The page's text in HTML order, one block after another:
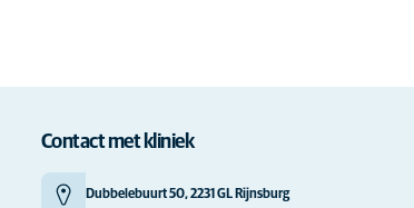
Contact met kliniek
Dubbelebuurt 50, 2231 GL Rijnsburg